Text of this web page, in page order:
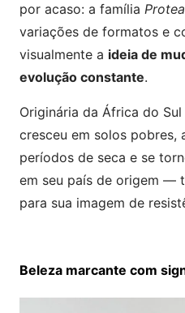
por acaso: a família
variações de formatos e
visualmente a ideia de
evolução constante.
Originária da África do
cresceu em solos pobres,
períodos de seca e se
em seu país de origem —
para sua imagem de
Beleza marcante com